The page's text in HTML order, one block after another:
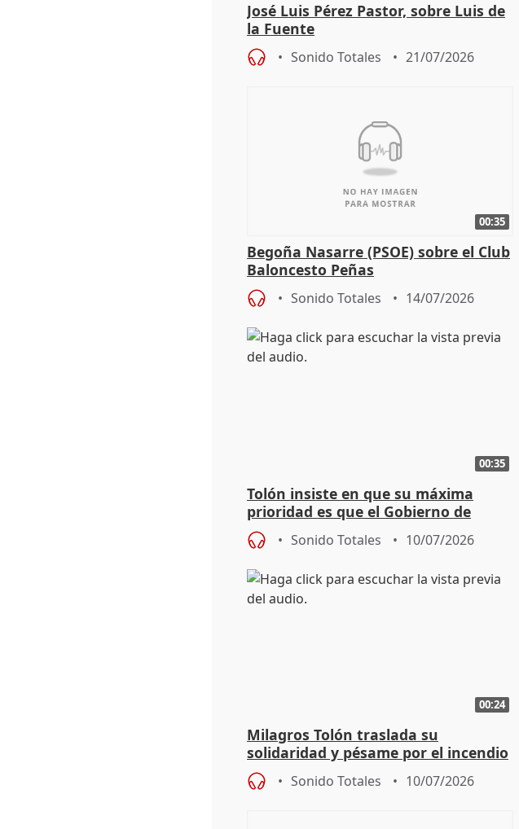
José Luis Pérez Pastor, sobre Luis de
la Fuente
Sonido Totales 21/07/2026
00:35
Begoña Nasarre (PSOE) sobre el Club
Baloncesto Peñas
Sonido Totales 14/07/2026
00:35
Tolón insiste en que su máxima
prioridad es que el Gobierno de
Sánchez gane próximas elecciones
Sonido Totales 10/07/2026
00:24
Milagros Tolón traslada su
solidaridad y pésame por el incendio
en Almería
Sonido Totales 10/07/2026